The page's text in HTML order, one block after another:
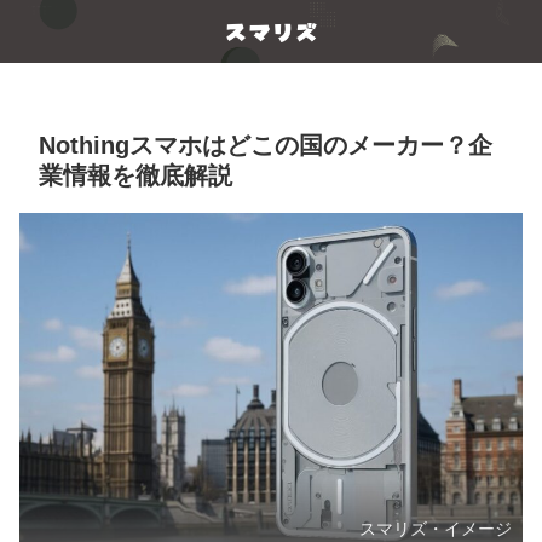
Nothingスマホはどこの国のメーカー？企
業情報を徹底解説
スマリズ・イメージ